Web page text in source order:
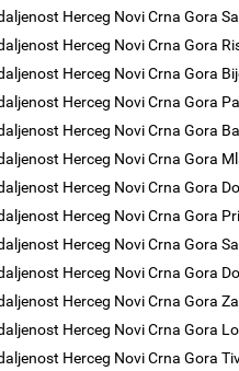
Herceg Novi Crna Gora
Herceg Novi Crna Gora
Herceg Novi Crna Gora
Herceg Novi Crna Gora
Herceg Novi Crna Gora
Herceg Novi Crna Gora
Herceg Novi Crna Gora
Herceg Novi Crna Gora
Herceg Novi Crna Gora
Herceg Novi Crna Gora
Herceg Novi Crna Gora
Herceg Novi Crna Gora
Herceg Novi Crna Gora